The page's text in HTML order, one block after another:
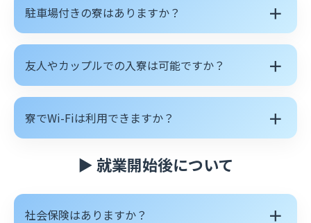
駐車場付きの寮はありますか？ ＋
友人やカップルでの入寮は可能ですか？ ＋
寮でWi-Fiは利用できますか？ ＋
▶ 就業開始後について
社会保険はありますか？ ＋